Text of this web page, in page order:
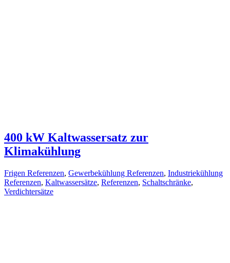
400 kW Kaltwassersatz zur
Klimakühlung
Frigen Referenzen, Gewerbekühlung Referenzen, Industriekühlung
Referenzen, Kaltwassersätze, Referenzen, Schaltschränke,
Verdichtersätze